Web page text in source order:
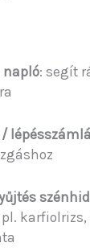
napló: segít
/
pl.